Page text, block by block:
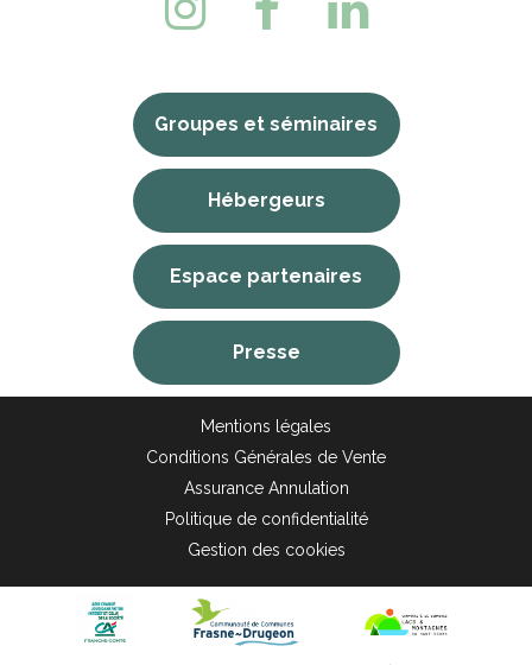
Groupes et séminaires
Hébergeurs
Espace partenaires
Presse
Mentions légales
Conditions Générales de Vente
Assurance Annulation
Politique de confidentialité
Gestion des cookies